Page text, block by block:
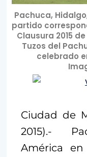
Pachuca,
partido
Clausura 2015
Tuzos del
celebrado
Ciudad de
2015).-
América